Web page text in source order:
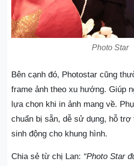
Photo Star
Bên cạnh đó, Photostar cũng
frame ảnh theo xu hướng. Giúp
lựa chọn khi in ảnh mang về.
chuẩn bị sẵn, dễ sử dụng, hỗ
sinh động cho khung hình.
Chia sẻ từ chị Lan: “Photo Star